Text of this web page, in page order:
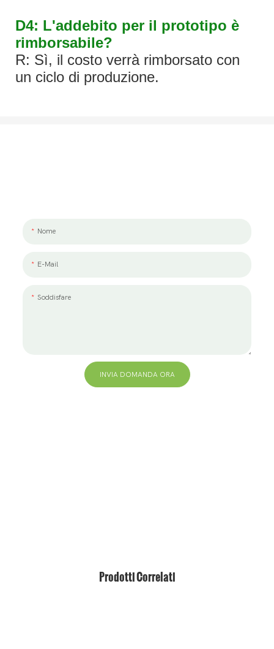
D4: L'addebito per il prototipo è
rimborsabile?
R: Sì, il costo verrà rimborsato con
un ciclo di produzione.
Nome
E-Mail
Soddisfare
INVIA DOMANDA ORA
Prodotti Correlati